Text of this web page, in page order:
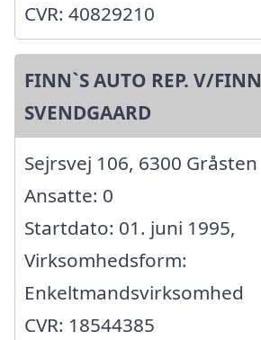
CVR: 40829210
FINN`S AUTO REP. V/FINN
SVENDGAARD
Sejrsvej 106, 6300 Gråsten
Ansatte: 0
Startdato: 01. juni 1995,
Virksomhedsform:
Enkeltmandsvirksomhed
CVR: 18544385